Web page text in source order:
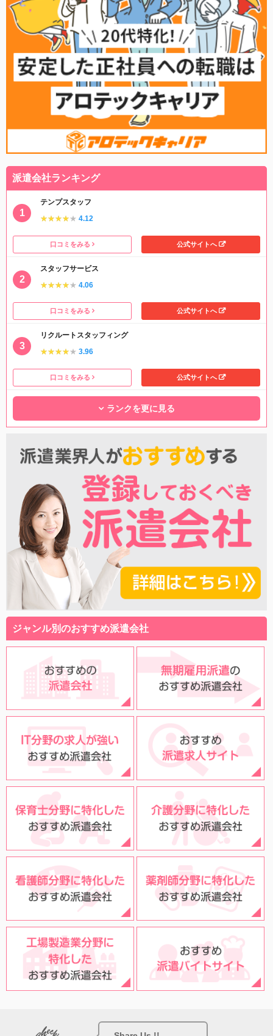
派遣会社ランキング
テンプスタッフ
★★★★★
★★★★★ 4.12
口コミをみる 公式サイトへ
スタッフサービス
★★★★★
★★★★★ 4.06
口コミをみる 公式サイトへ
リクルートスタッフィング
★★★★★
★★★★★ 3.96
口コミをみる 公式サイトへ
ランクを更に見る
ジャンル別のおすすめ派遣会社